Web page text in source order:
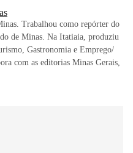
Trabalhou como repórter do
de Minas. Na Itatiaia, produziu
Gastronomia e Emprego/
com as editorias Minas Gerais,